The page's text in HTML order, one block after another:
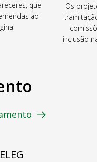
que
ao
Os
inclusão